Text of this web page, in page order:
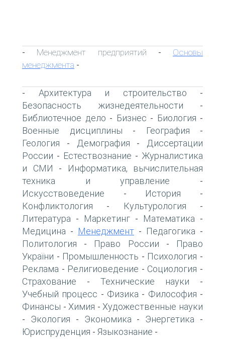
- Менеджмент предприятий - Основы
менеджмента -
- Архитектура и строительство -
Безопасность жизнедеятельности -
Библиотечное дело - Бизнес - Биология -
Военные дисциплины - География -
Геология - Демография -
Диссертации
России - Естествознание - Журналистика
и СМИ -
Информатика, вычислительная
техника и управление -
Искусствоведение - История -
Конфликтология - Культурология -
Литература - Маркетинг - Математика -
Медицина - Менеджмент - Педагогика -
Политология - Право России -
Право
України - Промышленность - Психология -
Реклама - Религиоведение - Социология -
Страхование - Технические науки -
Учебный процесс - Физика - Философия -
Финансы - Химия - Художественные науки
- Экология - Экономика - Энергетика -
Юриспруденция - Языкознание -